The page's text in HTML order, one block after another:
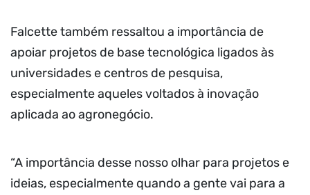
Falcette também ressaltou a importância de
apoiar projetos de base tecnológica ligados às
universidades e centros de pesquisa,
especialmente aqueles voltados à inovação
aplicada ao agronegócio.
“A importância desse nosso olhar para projetos e
ideias, especialmente quando a gente vai para a